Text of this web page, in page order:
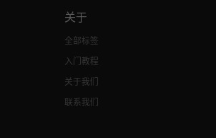
关于
全部标签
入门教程
关于我们
联系我们